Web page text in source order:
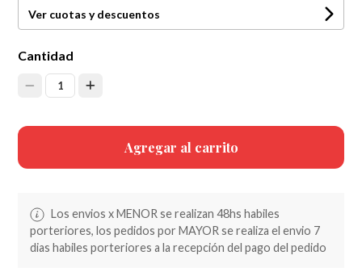
Ver cuotas y descuentos
Cantidad
1
Agregar al carrito
Los envios x MENOR se realizan 48hs habiles
porteriores, los pedidos por MAYOR se realiza el envio 7
dias habiles porteriores a la recepción del pago del pedido